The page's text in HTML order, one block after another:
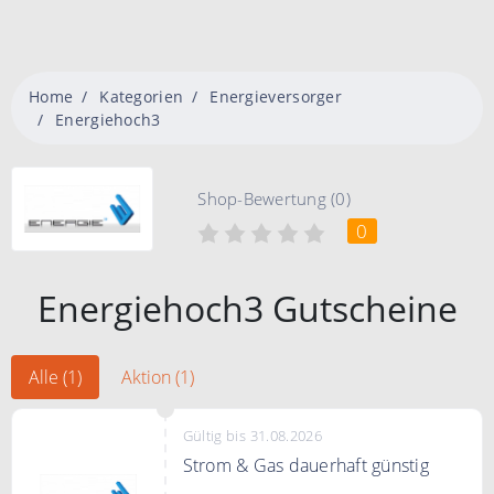
Home Kategorien
Energieversorger
Energiehoch3
Shop-Bewertung (0)
0
Energiehoch3 Gutscheine
Alle (1) Aktion (1)
Gültig bis 31.08.2026
Strom & Gas dauerhaft günstig